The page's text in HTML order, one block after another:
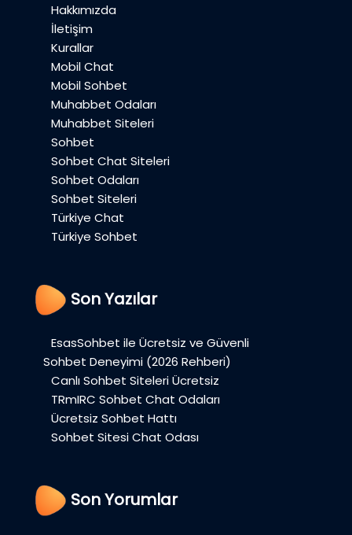
Hakkımızda
İletişim
Kurallar
Mobil Chat
Mobil Sohbet
Muhabbet Odaları
Muhabbet Siteleri
Sohbet
Sohbet Chat Siteleri
Sohbet Odaları
Sohbet Siteleri
Türkiye Chat
Türkiye Sohbet
Son Yazılar
EsasSohbet ile Ücretsiz ve Güvenli
Sohbet Deneyimi (2026 Rehberi)
Canlı Sohbet Siteleri Ücretsiz
TRmIRC Sohbet Chat Odaları
Ücretsiz Sohbet Hattı
Sohbet Sitesi Chat Odası
Son Yorumlar